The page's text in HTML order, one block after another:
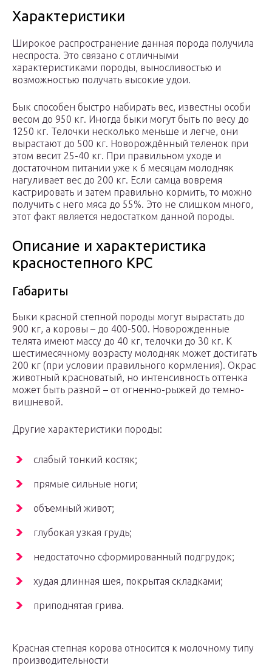
Характеристики
Широкое распространение данная порода получила
неспроста. Это связано с отличными
характеристиками породы, выносливостью и
возможностью получать высокие удои.
Бык способен быстро набирать вес, известны особи
весом до 950 кг. Иногда быки могут быть по весу до
1250 кг. Телочки несколько меньше и легче, они
вырастают до 500 кг. Новорождённый теленок при
этом весит 25-40 кг. При правильном уходе и
достаточном питании уже к 6 месяцам молодняк
нагуливает вес до 200 кг. Если самца вовремя
кастрировать и затем правильно кормить, то можно
получить с него мяса до 55%. Это не слишком много,
этот факт является недостатком данной породы.
Описание и характеристика
красностепного КРС
Габариты
Быки красной степной породы могут вырастать до
900 кг, а коровы – до 400-500. Новорожденные
телята имеют массу до 40 кг, телочки до 30 кг. К
шестимесячному возрасту молодняк может достигать
200 кг (при условии правильного кормления). Окрас
животный красноватый, но интенсивность оттенка
может быть разной – от огненно-рыжей до темно-
вишневой.
Другие характеристики породы:
слабый тонкий костяк;
прямые сильные ноги;
объемный живот;
глубокая узкая грудь;
недостаточно сформированный подгрудок;
худая длинная шея, покрытая складками;
приподнятая грива.
Красная степная корова относится к молочному типу
производительности